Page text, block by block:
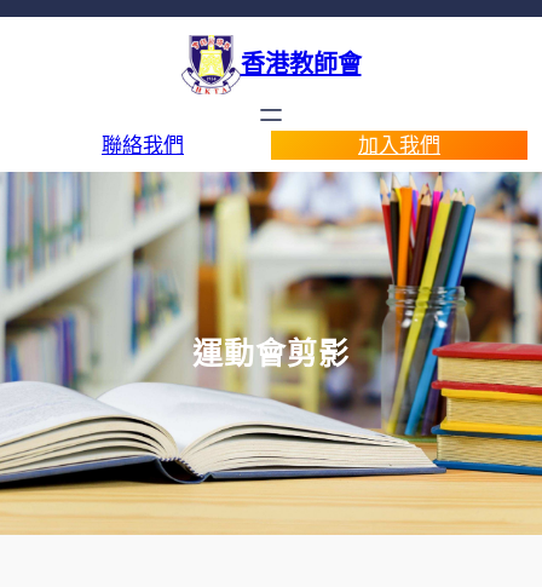
香港教師會
聯絡我們 加入我們
運動會剪影